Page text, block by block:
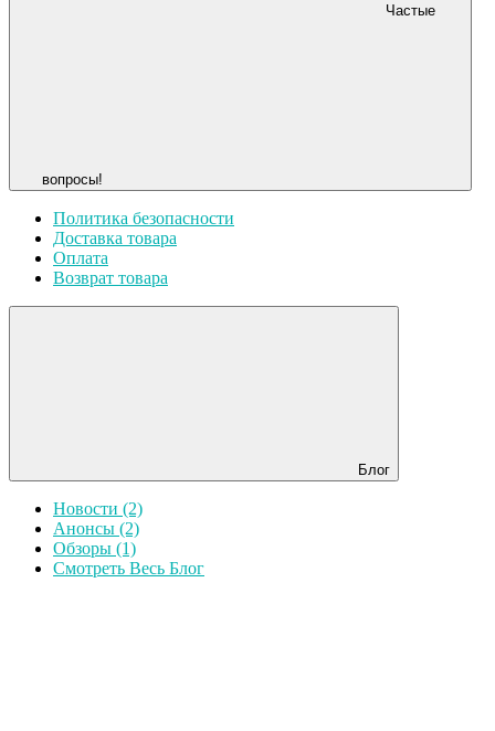
Частые
вопросы!
Политика безопасности
Доставка товара
Оплата
Возврат товара
Блог
Новости (2)
Анонсы (2)
Обзоры (1)
Смотреть Весь Блог